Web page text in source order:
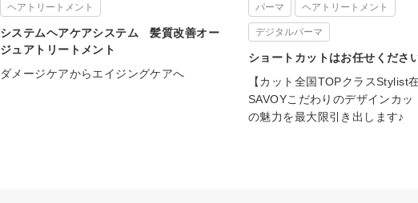
ヘアトリートメント
システムヘアケアシステム 髪質改善オー
ジュアトリートメント
ダメージケアからエイジングケアへ
パーマ ヘアトリートメント
デジタルパーマ
ショートカットはお任せくださ
【カット全国TOPクラスStylist
SAVOYこだわりのデザインカッ
の魅力を最大限引き出します♪